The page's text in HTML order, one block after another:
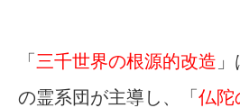
「 三千世界の根源的改造
の霊系団が主導し、「 仏陀